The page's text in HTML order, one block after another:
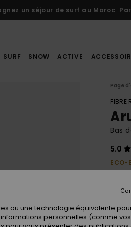
un séjour de surf au Maroc
SURF SNOW ACTIVE
Page
FIBRE
Bas
5.0
ECO-
ou une technologie équivalente
personnelles (comme